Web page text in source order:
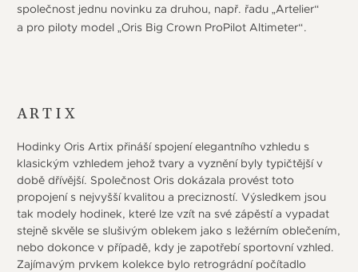
společnost jednu novinku za druhou, např. řadu „Artelier“
a pro piloty model „Oris Big Crown ProPilot Altimeter“.
ARTIX
Hodinky Oris Artix přináší spojení elegantního vzhledu s
klasickým vzhledem jehož tvary a vyznění byly typičtější v
době dřívější. Společnost Oris dokázala provést toto
propojení s nejvyšší kvalitou a precizností. Výsledkem jsou
tak modely hodinek, které lze vzít na své zápěstí a vypadat
stejně skvěle se slušivým oblekem jako s ležérním oblečením,
nebo dokonce v případě, kdy je zapotřebí sportovní vzhled.
Zajímavým prvkem kolekce bylo retrográdní počítadlo